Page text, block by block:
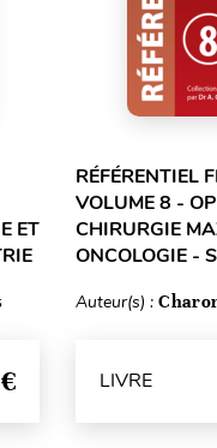
ET
RÉFÉRENTIEL
VOLUME 8 -
CHIRURGIE
ONCOLOGIE -
Auteur(s) :
LIVRE